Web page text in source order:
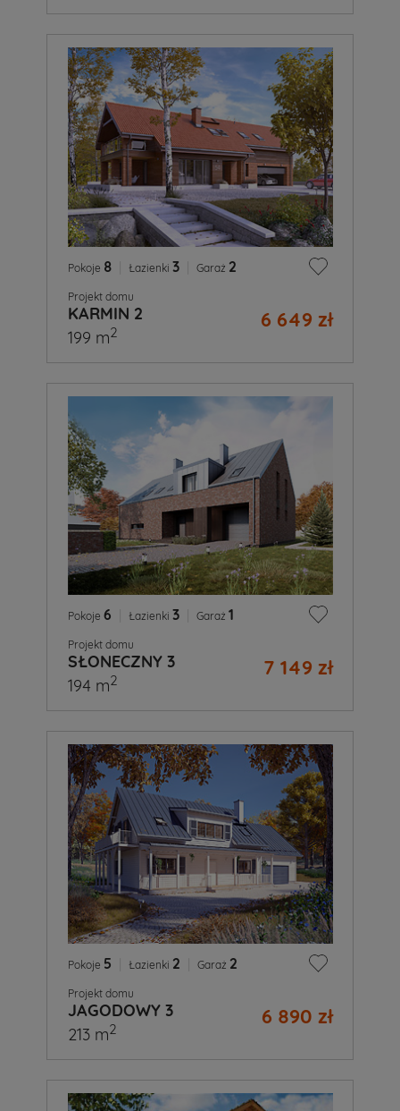
Pokoje 8 Łazienki 3 Garaż 2
Projekt domu
KARMIN 2 6 649 zł
199 m2
Pokoje 6 Łazienki 3 Garaż 1
Projekt domu
SŁONECZNY 3 7 149 zł
194 m2
Pokoje 5 Łazienki 2 Garaż 2
Projekt domu
JAGODOWY 3 6 890 zł
213 m2